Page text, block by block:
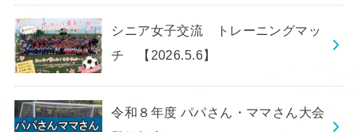
シニア女子交流 トレーニングマッ
チ 【2026.5.6】
令和８年度 パパさん・ママさん大会